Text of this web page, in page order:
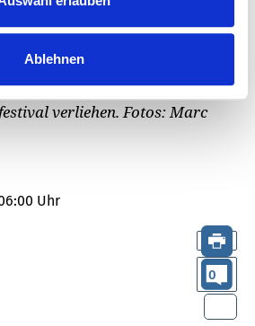
Ablehnen
Tafel wird seit 1998 jedes Jahr
verliehen.Fotos: Marc
Uhr
0